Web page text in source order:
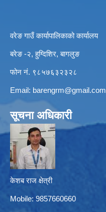
वरेङ गाउँ कार्यापालिकाको कार्यालय
बरेङ -२, हुग्दिशिर, बागलुङ
फोन नं. ९८५७६३२३२८
Email: barengrm@gmail.com
सूचना अधिकारी
केशब राज क्षेत्री
Mobile: 9857660660